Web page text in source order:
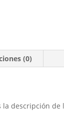
(0)
descripción